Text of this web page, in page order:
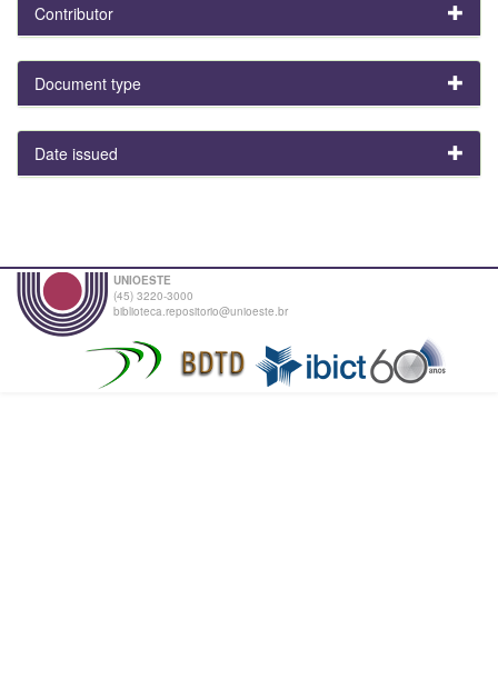
Contributor
Document type
Date issued
UNIOESTE
(45) 3220-3000
biblioteca.repositorio@unioeste.br